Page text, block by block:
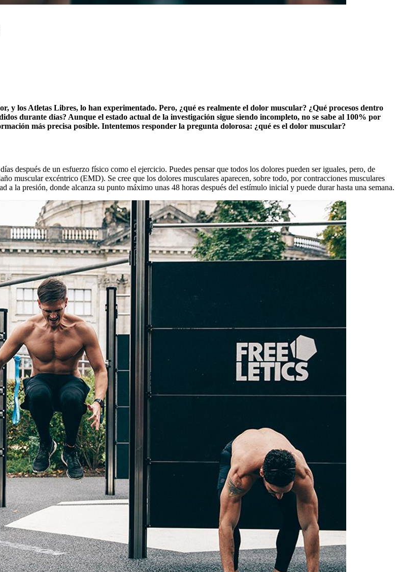
y los Atletas Libres, lo han experimentado. Pero, ¿qué es realmente el dolor muscular? ¿Qué procesos dentro
durante días? Aunque el estado actual de la investigación sigue siendo incompleto, no se sabe al 100% por
más precisa posible. Intentemos responder la pregunta dolorosa: ¿qué es el dolor muscular?
después de un esfuerzo físico como el ejercicio. Puedes pensar que todos los dolores pueden ser iguales, pero, de
muscular excéntrico (EMD). Se cree que los dolores musculares aparecen, sobre todo, por contracciones musculares
la presión, donde alcanza su punto máximo unas 48 horas después del estímulo inicial y puede durar hasta una semana.